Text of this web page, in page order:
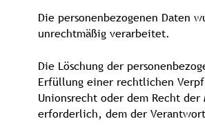
Die personenbezogenen Daten
unrechtmäßig verarbeitet.
Die Löschung der
Erfüllung einer rechtlichen
Unionsrecht oder dem Recht der
erforderlich, dem der